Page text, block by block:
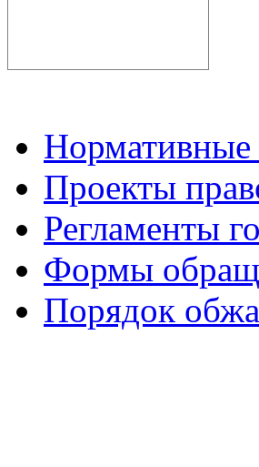
Нормативные
Проекты
Регламенты
Формы
Порядок